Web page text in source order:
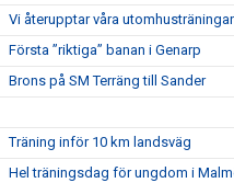
Vi återupptar våra
Första ”riktiga” banan i Genarp
Brons på SM Terräng till Sander
Träning inför 10 km landsväg
Hel träningsdag för ungdom i